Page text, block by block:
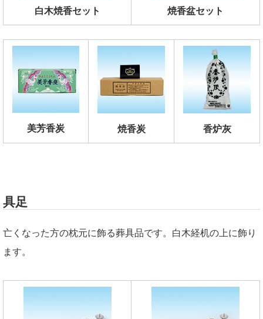
白木焼香セット 焼香盆セット
美芳香炭 焼香炭 香炉灰
具足
亡くなった方の枕元に飾る葬具品です。白木経机の上に飾り
ます。